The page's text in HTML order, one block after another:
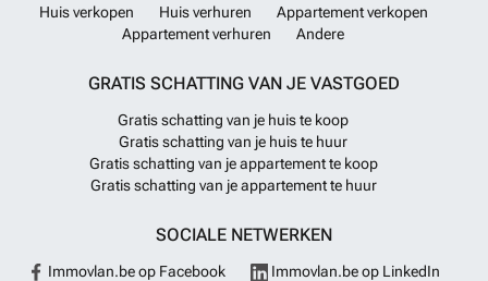
Huis verkopen Huis verhuren
Appartement verkopen
Appartement verhuren
Andere
GRATIS SCHATTING VAN JE VASTGOED
Gratis schatting van je huis te koop
Gratis schatting van je huis te huur
Gratis schatting van je appartement te koop
Gratis schatting van je appartement te huur
SOCIALE NETWERKEN
Immovlan.be op Facebook Immovlan.be op LinkedIn